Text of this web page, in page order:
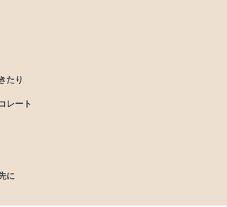
たり
レート
に